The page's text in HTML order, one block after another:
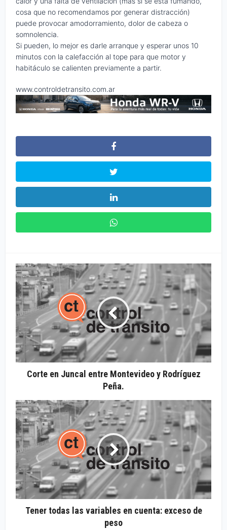
cosa que no recomendamos por generar distracción)
puede provocar amodorramiento, dolor de cabeza o
somnolencia.
Si pueden, lo mejor es darle arranque y esperar unos 10
minutos con la calefacción al tope para que motor y
habitáculo se calienten previamente a partir.
www.controldetransito.com.ar
Corte en Juncal entre Montevideo y Rodríguez
Peña.
Tener todas las variables en cuenta: exceso de
peso